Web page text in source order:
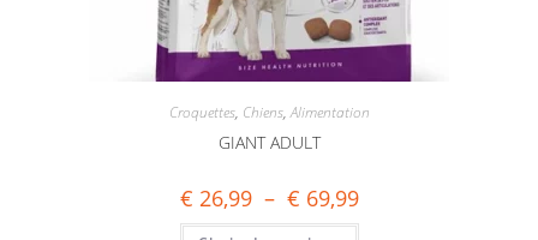
Croquettes, Chiens,Alimentation
GIANT ADULT
€ 26,99 – € 69,99